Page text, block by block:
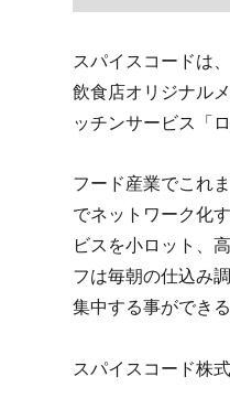
スパイスコードは
飲食店オリジナル
ッチンサービス「
フード産業でこれ
でネットワーク化
ビスを小ロット、
フは毎朝の仕込み
集中する事ができる
スパイスコード株